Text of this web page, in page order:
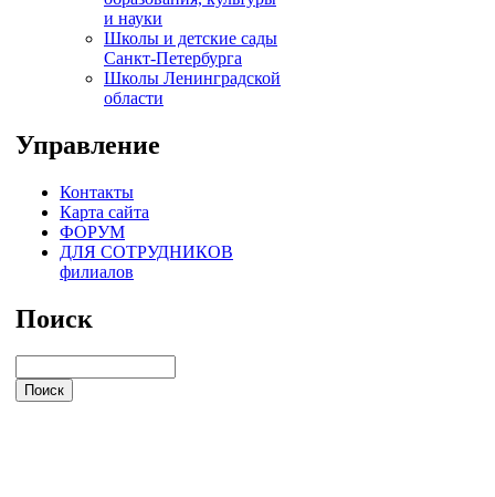
и науки
Школы и детские сады
Санкт-Петербурга
Школы Ленинградской
области
Управление
Контакты
Карта сайта
ФОРУМ
ДЛЯ СОТРУДНИКОВ
филиалов
Поиск